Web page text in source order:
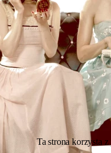
Ta strona korzysta